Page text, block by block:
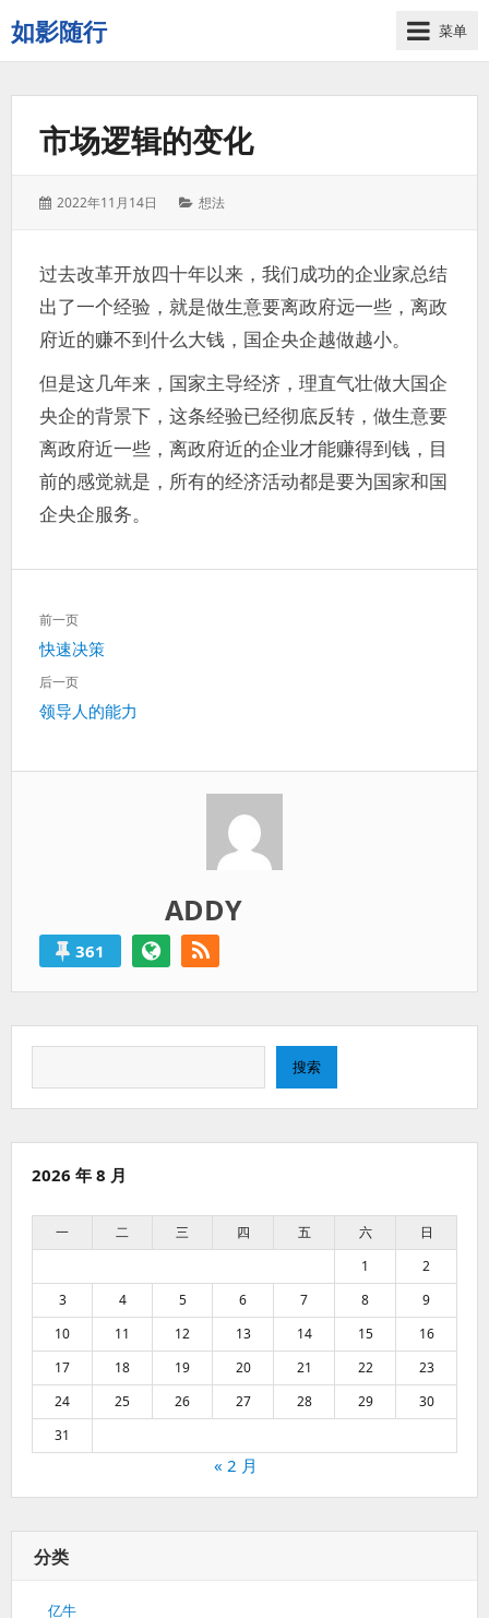
如影随行
如
果
的，
算
菜单
市场逻辑的变化
发
2022年11月14日
分
想法
过去改革开放四十年以来，我们成功的企业家总结
出了一个经验，就是做生意要离政府远一些，离政
府近的赚不到什么大钱，国企央企越做越小。
但是这几年来，国家主导经济，理直气壮做大国企
央企的背景下，这条经验已经彻底反转，做生意要
离政府近一些，离政府近的企业才能赚得到钱，目
前的感觉就是，所有的经济活动都是要为国家和国
企央企服务。
文
章
导
航
前一页
上
一
快速决策
后一页
下
领导人的能力
ADDY
361
搜索
2026 年 8 月
一 二 三 四 五 六
日
1
2
3
4 5 6 7 8
9
10
11 12 13 14 15
16
17
18 19 20 21 22
23
24
25 26 27 28 29
30
31
« 2 月
分类
亿牛